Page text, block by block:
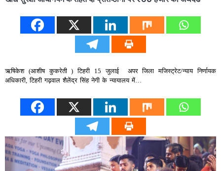
ऋषिकेश (आशीष कुकरेती ) टिहरी 15 जुलाई अपर जिला मजिस्ट्रेट/न्याय निर्णायक
अधिकारी, टिहरी गढ़वाल शैलेंद्र सिंह नेगी के न्यायालय में…